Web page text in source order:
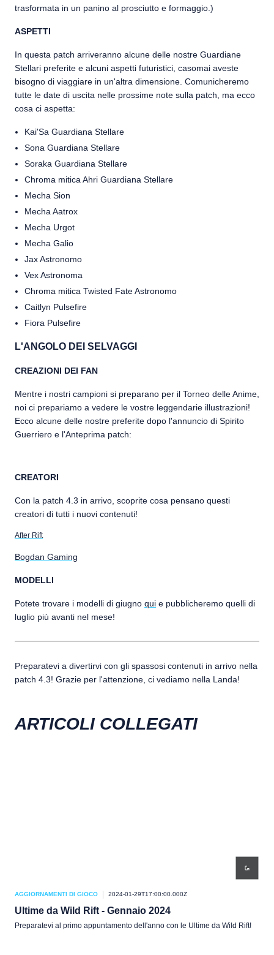
trasformata in un panino al prosciutto e formaggio.)
ASPETTI
In questa patch arriveranno alcune delle nostre Guardiane
Stellari preferite e alcuni aspetti futuristici, casomai aveste
bisogno di viaggiare in un'altra dimensione. Comunicheremo
tutte le date di uscita nelle prossime note sulla patch, ma ecco
cosa ci aspetta:
Kai'Sa Guardiana Stellare
Sona Guardiana Stellare
Soraka Guardiana Stellare
Chroma mitica Ahri Guardiana Stellare
Mecha Sion
Mecha Aatrox
Mecha Urgot
Mecha Galio
Jax Astronomo
Vex Astronoma
Chroma mitica Twisted Fate Astronomo
Caitlyn Pulsefire
Fiora Pulsefire
L'ANGOLO DEI SELVAGGI
CREAZIONI DEI FAN
Mentre i nostri campioni si preparano per il Torneo delle Anime,
noi ci prepariamo a vedere le vostre leggendarie illustrazioni!
Ecco alcune delle nostre preferite dopo l'annuncio di Spirito
Guerriero e l'Anteprima patch:
CREATORI
Con la patch 4.3 in arrivo, scoprite cosa pensano questi
creatori di tutti i nuovi contenuti!
After Rift
Bogdan Gaming
MODELLI
Potete trovare i modelli di giugno qui e pubblicheremo quelli di
luglio più avanti nel mese!
Preparatevi a divertirvi con gli spassosi contenuti in arrivo nella
patch 4.3! Grazie per l'attenzione, ci vediamo nella Landa!
ARTICOLI COLLEGATI
AGGIORNAMENTI DI GIOCO 2024-01-29T17:00:00.000Z
Ultime da Wild Rift - Gennaio 2024
Preparatevi al primo appuntamento dell'anno con le Ultime da Wild Rift!